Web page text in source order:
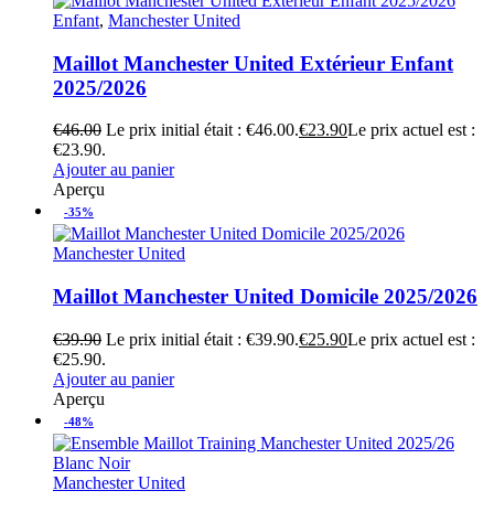
Enfant, Manchester United
Maillot Manchester United Extérieur Enfant
2025/2026
€46.00 Le prix initial était : €46.00.€23.90Le prix actuel est :
€23.90.
Ajouter au panier
Aperçu
-35%
Manchester United
Maillot Manchester United Domicile 2025/2026
€39.90 Le prix initial était : €39.90.€25.90Le prix actuel est :
€25.90.
Ajouter au panier
Aperçu
-48%
Manchester United